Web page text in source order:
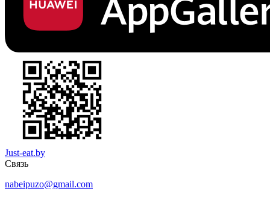
Just-eat.by
Связь
nabeipuzo@gmail.com